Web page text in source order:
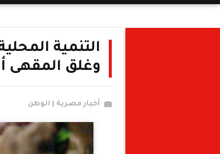
التنمية
وغلق المقهى
أخبار مصرية | الوطن